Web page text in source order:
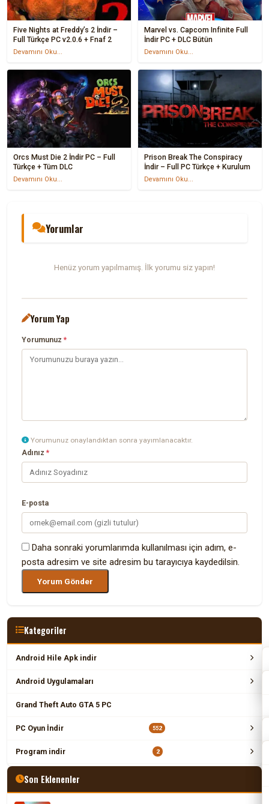
Five Nights at Freddy’s 2 İndir –
Full Türkçe PC v2.0.6 + Fnaf 2
Devamını Oku...
Marvel vs. Capcom Infinite Full
İndir PC + DLC Bütün
Devamını Oku...
Orcs Must Die 2 İndir PC – Full
Türkçe + Tüm DLC
Devamını Oku...
Prison Break The Conspiracy
İndir – Full PC Türkçe + Kurulum
Devamını Oku...
Yorumlar
Henüz yorum yapılmamış. İlk yorumu siz yapın!
Yorum Yap
Yorumunuz*
Yorumunuz onaylandıktan sonra yayımlanacaktır.
Adınız*
E-posta
Daha sonraki yorumlarımda kullanılması için adım, e-
posta adresim ve site adresim bu tarayıcıya kaydedilsin.
Kategoriler
Android Hile Apk indir
Android Uygulamaları
Grand Theft Auto GTA 5 PC
PC Oyun İndir 552
Program indir 2
Son Eklenenler